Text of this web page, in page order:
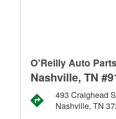
O'Reilly Auto Parts
Nashville, TN
493 Craighead
Nashville, TN